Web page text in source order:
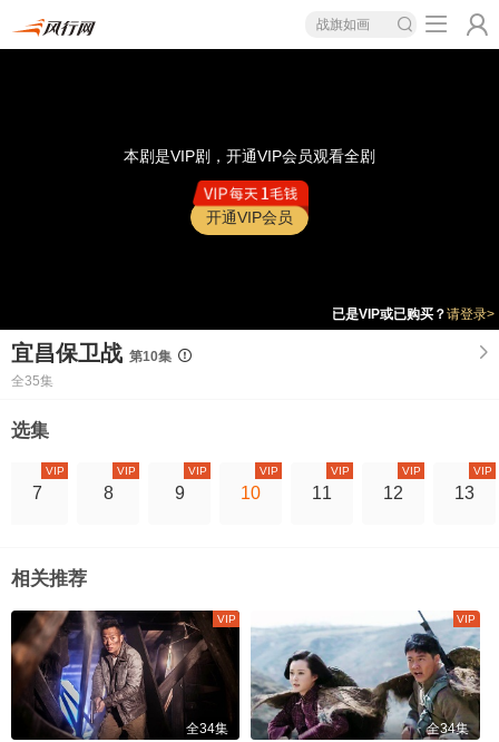
战旗如画
本剧是VIP剧，开通VIP会员观看全剧
开通VIP会员
已是VIP或已购买？请登录>
宜昌保卫战 第10集
全35集
选集
7
VIP
8
VIP
9
VIP
10
VIP
11
VIP
12
VIP
13
VIP
相关推荐
全34集 全34集